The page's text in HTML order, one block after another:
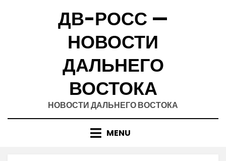
ДВ-РОСС —
НОВОСТИ
ДАЛЬНЕГО
ВОСТОКА
НОВОСТИ ДАЛЬНЕГО ВОСТОКА
MENU